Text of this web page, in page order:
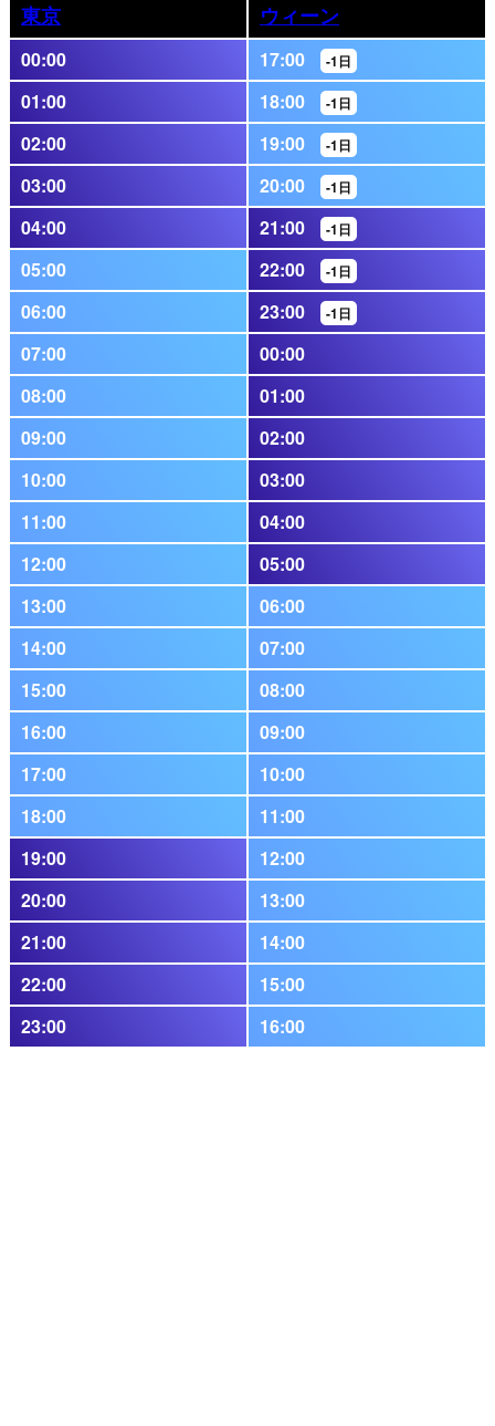
東京 ウィーン
00:00 17:00 -1日
01:00 18:00 -1日
02:00 19:00 -1日
03:00 20:00 -1日
04:00 21:00 -1日
05:00 22:00 -1日
06:00 23:00 -1日
07:00
00:00
08:00
01:00
09:00
02:00
10:00
03:00
11:00
04:00
12:00
05:00
13:00
06:00
14:00
07:00
15:00
08:00
16:00
09:00
17:00
10:00
18:00
11:00
19:00
12:00
20:00
13:00
21:00
14:00
22:00
15:00
23:00
16:00